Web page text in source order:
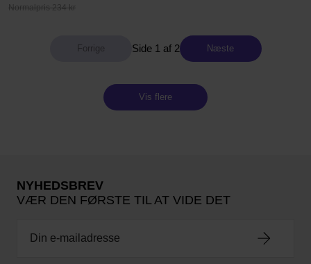
Normalpris 234 kr
Side 1 af 2 Næste
Vis flere
NYHEDSBREV
VÆR DEN FØRSTE TIL AT VIDE DET